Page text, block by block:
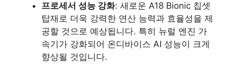
프로세서 성능 강화: 새로운 A18 Bionic 칩셋
탑재로 더욱 강력한 연산 능력과 효율성을 제
공할 것으로 예상됩니다. 특히 뉴럴 엔진 가
속기가 강화되어 온디바이스 AI 성능이 크게
향상될 것입니다.